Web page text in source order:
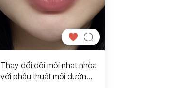
Thay đổi đôi môi nhạt nhòa
với phẫu thuật môi đường